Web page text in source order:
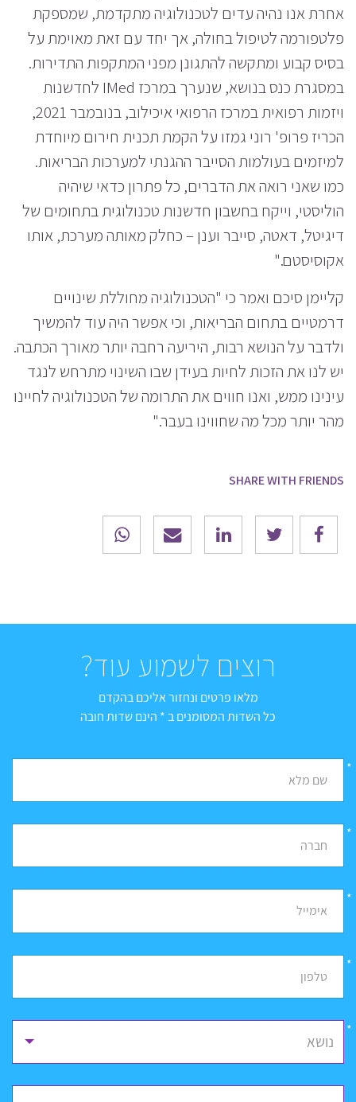
אחרת אנו נהיה עדים לטכנולוגיה מתקדמת, שמספקת
פלטפורמה לטיפול בחולה, אך יחד עם זאת מאוימת על
בסיס קבוע ומתקשה להתגונן מפני המתקפות התדירות.
במסגרת כנס בנושא, שנערך במרכז IMed לחדשנות
ויזמות רפואית במרכז הרפואי איכילוב, בנובמבר 2021,
הכריז פרופ' רוני גמזו על הקמת תכנית חירום מיוחדת
למיזמים בעולמות הסייבר ההגנתי למערכות הבריאות.
כמו שאני רואה את הדברים, כל פתרון כדאי שיהיה
הוליסטי, וייקח בחשבון חדשנות טכנולוגית בתחומים של
דיגיטל, דאטה, סייבר וענן – כחלק מאותה מערכת, אותו
אקוסיסטם."
קליימן סיכם ואמר כי "הטכנולוגיה מחוללת שינויים
דרמטיים בתחום הבריאות, וכי אפשר היה עוד להמשיך
ולדבר על הנושא רבות, היריעה רחבה יותר מאורך הכתבה.
יש לנו את הזכות לחיות בעידן שבו השינוי מתרחש לנגד
עינינו ממש, ואנו חווים את התרומה של הטכנולוגיה לחיינו
מהר יותר מכל מה שחווינו בעבר."
SHARE WITH FRIENDS
רוצים לשמוע עוד?
מלאו פרטים ונחזור אליכם בהקדם
כל השדות המסומנים ב * הינם שדות חובה
שם מלא
*
חברה
*
אימייל
*
טלפון
*
נושא